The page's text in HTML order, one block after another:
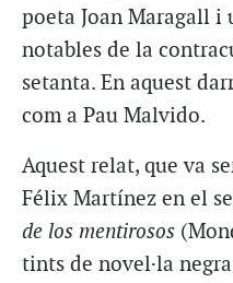
poeta Joan Maragall i
notables de la
setanta. En aquest
com a Pau Malvido.
Aquest relat, que va
Félix Martínez en el
de los mentirosos
tints de novel·la